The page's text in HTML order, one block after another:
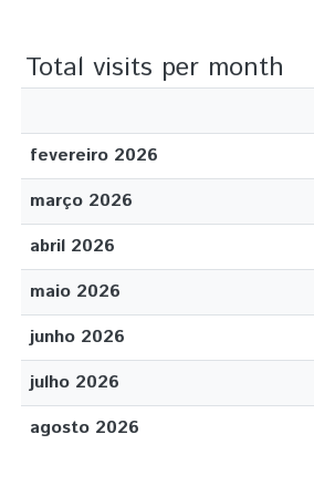
Total visits per month
fevereiro 2026
março 2026
abril 2026
maio 2026
junho 2026
julho 2026
agosto 2026